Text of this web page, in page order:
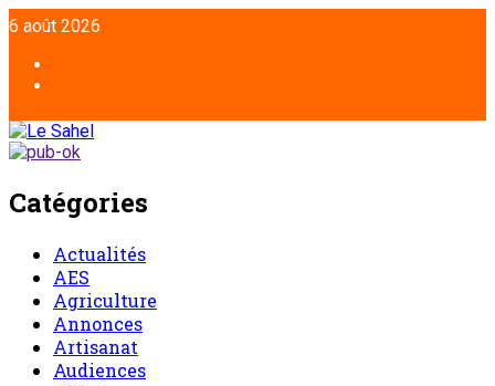
6 août 2026
Catégories
Actualités
AES
Agriculture
Annonces
Artisanat
Audiences